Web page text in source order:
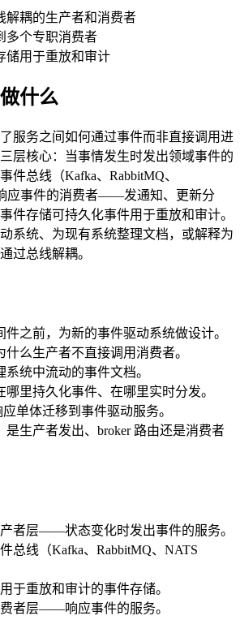
解耦的生产者和消费者
多个专职消费者
储用于重放和审计
什么
服务之间如何通过事件而非直接调用进
层核心：当事情发生时发出领域事件的
件总线（Kafka、RabbitMQ、
应事件的消费者——发通知、更新分
件存储可持久化事件用于重放和审计。
系统、为现有系统整理文档，或解释为
过总线解耦。
件之前，为新的事件驱动系统做设计。
什么生产者不直接调用消费者。
系统中流动的事件文档。
哪里持久化事件、在哪里实时分发。
单体迁移到事件驱动服务。
是生产者发出、broker 路由还是消费者
者层——状态变化时发出事件的服务。
总线（Kafka、RabbitMQ、NATS
于重放和审计的事件存储。
者层——响应事件的服务。